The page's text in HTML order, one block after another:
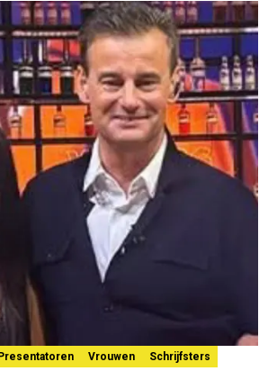
Vrouwen Schrijfsters